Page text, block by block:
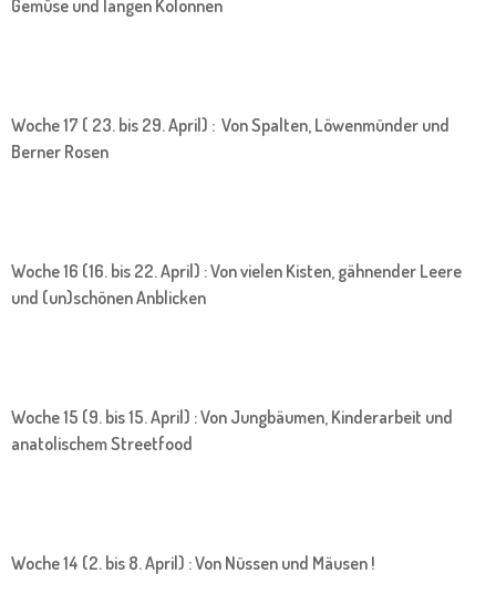
Gemüse und langen Kolonnen
Woche 17 ( 23. bis 29. April) : Von Spalten, Löwenmünder und
Berner Rosen
Woche 16 (16. bis 22. April) : Von vielen Kisten, gähnender Leere
und (un)schönen Anblicken
Woche 15 (9. bis 15. April) : Von Jungbäumen, Kinderarbeit und
anatolischem Streetfood
Woche 14 (2. bis 8. April) : Von Nüssen und Mäusen !